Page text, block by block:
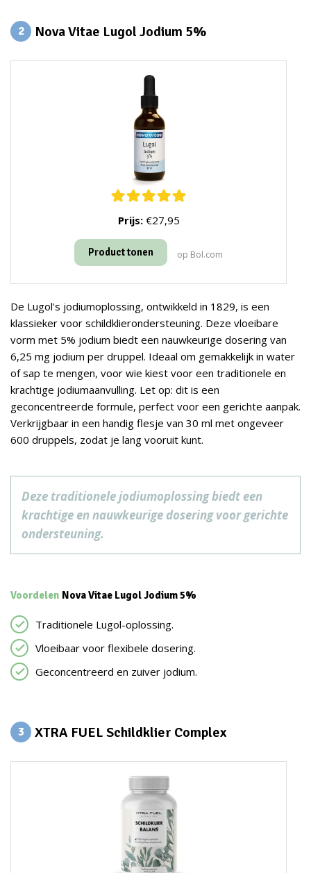
2 Nova Vitae Lugol Jodium 5%
Prijs:€27,95
Product tonen op Bol.com
De Lugol's jodiumoplossing, ontwikkeld in 1829, is een
klassieker voor schildklierondersteuning. Deze vloeibare
vorm met 5% jodium biedt een nauwkeurige dosering van
6,25 mg jodium per druppel. Ideaal om gemakkelijk in water
of sap te mengen, voor wie kiest voor een traditionele en
krachtige jodiumaanvulling. Let op: dit is een
geconcentreerde formule, perfect voor een gerichte aanpak.
Verkrijgbaar in een handig flesje van 30 ml met ongeveer
600 druppels, zodat je lang vooruit kunt.
Deze traditionele jodiumoplossing biedt een
krachtige en nauwkeurige dosering voor gerichte
ondersteuning.
Voordelen Nova Vitae Lugol Jodium 5%
Traditionele Lugol-oplossing.
Vloeibaar voor flexibele dosering.
Geconcentreerd en zuiver jodium.
3 XTRA FUEL Schildklier Complex